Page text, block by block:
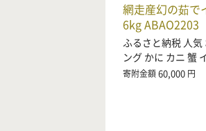
網走産幻の茹で
6kg ABAO2203
ふるさと納税 人気
ング かに カニ 蟹
寄附金額60,000 円